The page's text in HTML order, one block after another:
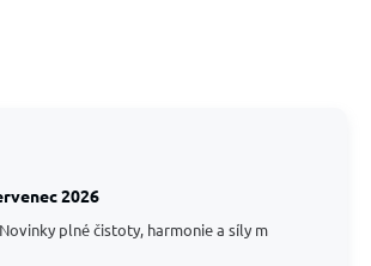
2026
plné čistoty, harmonie a síly m